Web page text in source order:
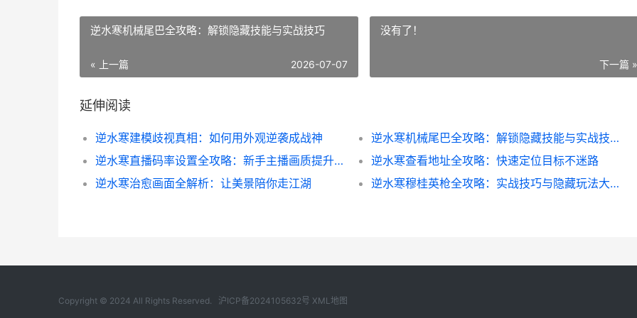
逆水寒机械尾巴全攻略：解锁隐藏技能与实战技巧
« 上一篇 2026-07-07
没有了！
下一篇 »
延伸阅读
逆水寒建模歧视真相：如何用外观逆袭成战神
逆水寒机械尾巴全攻略：解锁隐藏技能与实战技巧
逆水寒直播码率设置全攻略：新手主播画质提升秘籍
逆水寒查看地址全攻略：快速定位目标不迷路
逆水寒治愈画面全解析：让美景陪你走江湖
逆水寒穆桂英枪全攻略：实战技巧与隐藏玩法大揭秘
Copyright © 2024 All Rights Reserved. 沪ICP备2024105632号 XML地图